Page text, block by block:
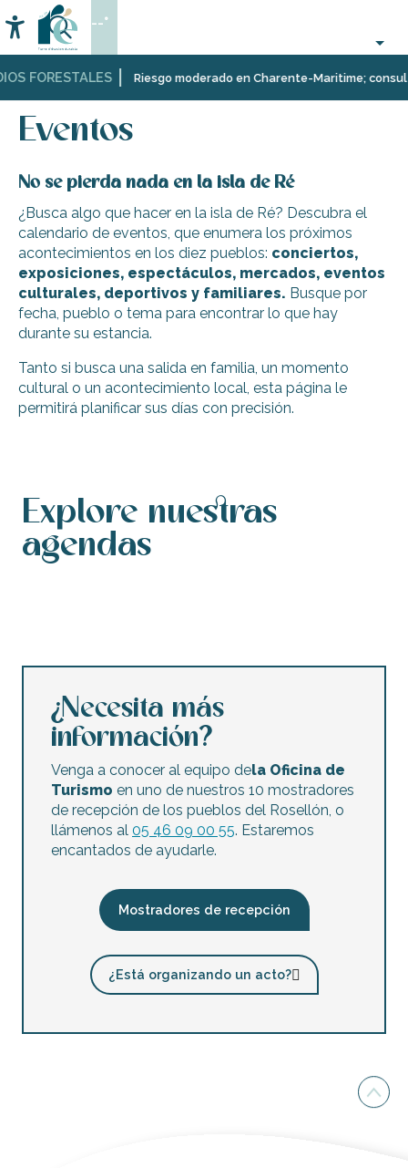
au
contenu
principal
FORESTALES Riesgo moderado en Charente-Maritime;
Accessibilité
Buscar
--°
Página Web
Organización
Eventos
Eventos
No se pierda nada en la isla de Ré
¿Busca algo que hacer en la isla de Ré? Descubra el
calendario de eventos, que enumera los próximos
acontecimientos en los diez pueblos: conciertos,
exposiciones, espectáculos, mercados, eventos
culturales, deportivos y familiares. Busque por
fecha, pueblo o tema para encontrar lo que hay
durante su estancia.
Tanto si busca una salida en familia, un momento
cultural o un acontecimiento local, esta página le
permitirá planificar sus días con precisión.
Explore nuestras
agendas
¿Necesita más
información?
Venga a conocer al equipo dela Oficina de
Turismo en uno de nuestros 10 mostradores
de recepción de los pueblos del Rosellón, o
llámenos al 05 46 09 00 55. Estaremos
encantados de ayudarle.
Mostradores de recepción
¿Está organizando un acto?